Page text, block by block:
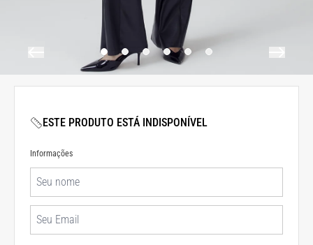
ESTE PRODUTO ESTÁ INDISPONÍVEL
Informações